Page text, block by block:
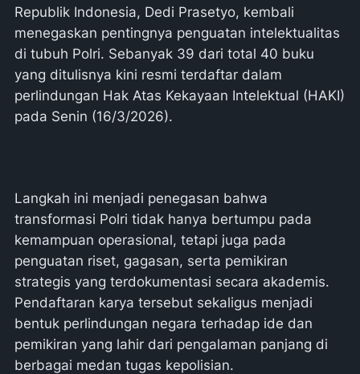
Republik Indonesia, Dedi Prasetyo, kembali
menegaskan pentingnya penguatan intelektualitas
di tubuh Polri. Sebanyak 39 dari total 40 buku
yang ditulisnya kini resmi terdaftar dalam
perlindungan Hak Atas Kekayaan Intelektual (HAKI)
pada Senin (16/3/2026).
Langkah ini menjadi penegasan bahwa
transformasi Polri tidak hanya bertumpu pada
kemampuan operasional, tetapi juga pada
penguatan riset, gagasan, serta pemikiran
strategis yang terdokumentasi secara akademis.
Pendaftaran karya tersebut sekaligus menjadi
bentuk perlindungan negara terhadap ide dan
pemikiran yang lahir dari pengalaman panjang di
berbagai medan tugas kepolisian.